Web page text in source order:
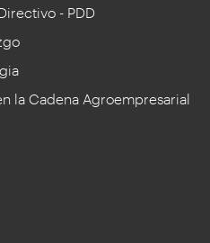
- PDD
la Cadena Agroempresarial